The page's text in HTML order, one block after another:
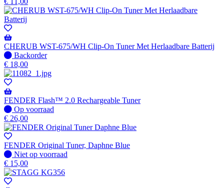
voorraad
-
Wordt
verzonden
wanneer
beschikbaar
CHERUB WST-675/WH Clip-On Tuner Met Herlaadbare Batterij
Niet
op
voorraad
-
Wordt
verzonden
wanneer
beschikbaar
Backorder
€ 18,00
FENDER Flash™ 2.0 Rechargeable Tuner
Op
voorraad
Op voorraad
€ 26,00
FENDER Original Tuner, Daphne Blue
Niet
op
voorraad
Niet op voorraad
€ 15,00